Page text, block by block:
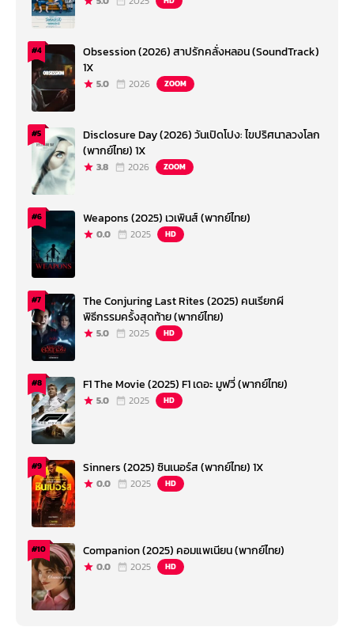
#4
Obsession (2026) สาปรักคลั่งหลอน (SoundTrack)
1X
5.0 2026 ZOOM
#5
Disclosure Day (2026) วันเปิดโปง: ไขปริศนาลวงโลก
(พากย์ไทย) 1X
3.8 2026 ZOOM
#6 Weapons (2025) เวเพินส์ (พากย์ไทย)
0.0 2025 HD
#7
The Conjuring Last Rites (2025) คนเรียกผี
พิธีกรรมครั้งสุดท้าย (พากย์ไทย)
5.0 2025 HD
#8 F1 The Movie (2025) F1 เดอะ มูฟวี่ (พากย์ไทย)
5.0 2025 HD
#9 Sinners (2025) ซินเนอร์ส (พากย์ไทย) 1X
0.0 2025 HD
#10 Companion (2025) คอมแพเนียน (พากย์ไทย)
0.0 2025 HD